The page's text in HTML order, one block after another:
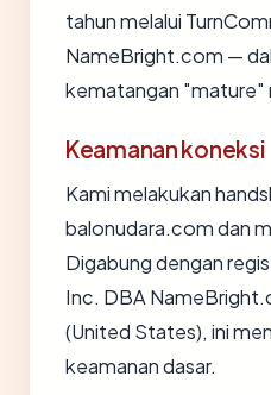
tahun melalui
NameBright.com —
kematangan "mature"
Keamanan koneksi
Kami melakukan
balonudara.com dan
Digabung dengan
Inc. DBA
(United States), ini
keamanan dasar.